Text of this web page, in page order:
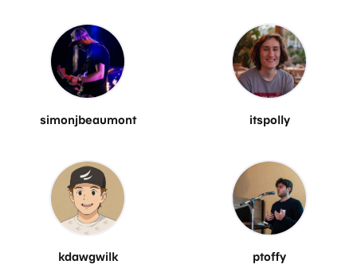
simonjbeaumont itspolly
kdawgwilk ptoffy